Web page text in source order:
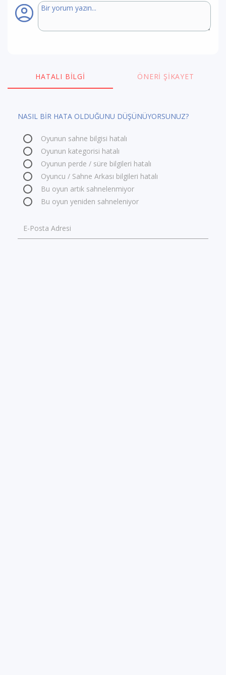
HATALI BILGI ÖNERI ŞIKAYET
NASIL BİR HATA OLDUĞUNU DÜŞÜNÜYORSUNUZ?
Oyunun sahne bilgisi hatalı
Oyunun kategorisi hatalı
Oyunun perde / süre bilgileri hatalı
Oyuncu / Sahne Arkası bilgileri hatalı
Bu oyun artık sahnelenmiyor
Bu oyun yeniden sahneleniyor
E-Posta Adresi